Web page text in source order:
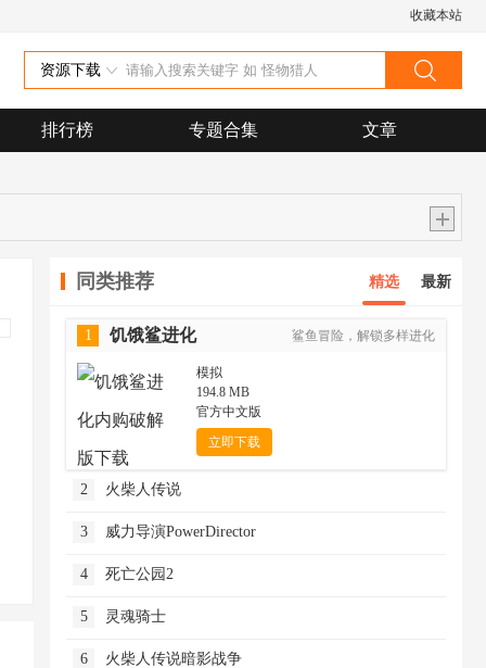
收藏本站
资源下载
排行榜 专题合集 文章
同类推荐 精选 最新
1 饥饿鲨进化 鲨鱼冒险，解锁多样进化
模拟
194.8 MB
官方中文版
立即下载
2 火柴人传说
3 威力导演PowerDirector
4 死亡公园2
5 灵魂骑士
6 火柴人传说暗影战争